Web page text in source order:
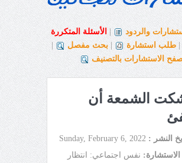
والردود
الأسئلة المتكررة
طلب استشارة بحث مفصل
الاستشارات بالتصنيف
الشمعة أن
النشر : Sunday, February 6, 2022
نفس اجتماعي: انتظار